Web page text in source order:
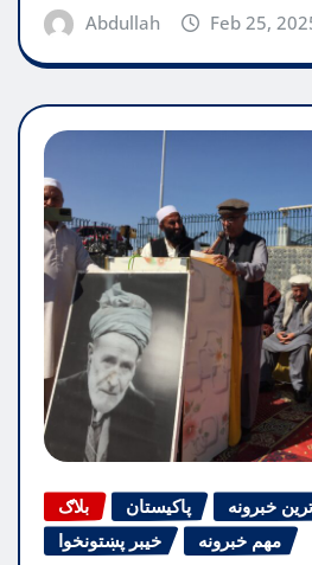
Abdullah Feb 25,
بلاګ پاکیستان
خبرونه
خیبر پښتونخوا
مهم خبرونه